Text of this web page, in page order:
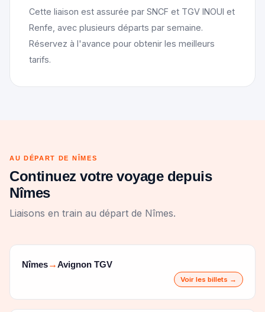
Cette liaison est assurée par SNCF et TGV INOUI et
Renfe, avec plusieurs départs par semaine.
Réservez à l'avance pour obtenir les meilleurs
tarifs.
AU DÉPART DE NÎMES
Continuez votre voyage depuis
Nîmes
Liaisons en train au départ de Nîmes.
Nîmes→Avignon TGV
Voir les billets →